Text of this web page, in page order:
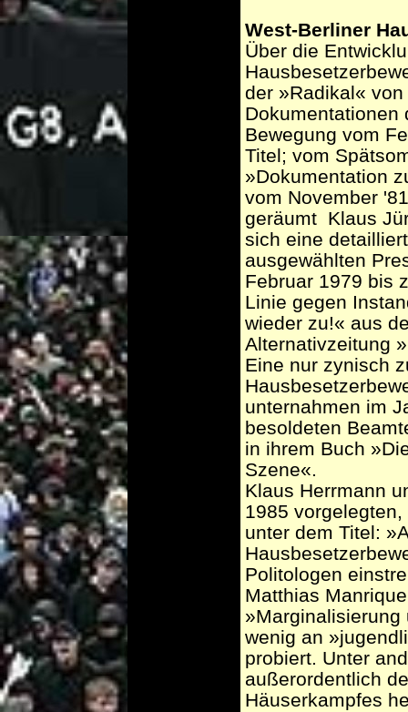
West-Berliner
Über die
der »Radikal«
Dokumentationen
Bewegung vom
Titel; vom
»Dokumentation
vom November
geräumt ­ Klaus
sich eine
ausgewählten
Februar 1979 bis
Linie gegen
wieder zu!« aus
Alternativzeitung
Eine nur zynisch
unternahmen im
besoldeten
in ihrem Buch
Szene«.
Klaus Herrmann
1985
unter dem Titel:
Politologen
Matthias
wenig an
probiert. Unter
außerordentlich
Häuserkampfes